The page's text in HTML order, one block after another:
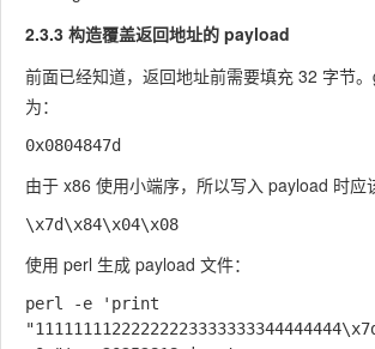
2.3.3 构造覆盖返回地址的 payload
前面已经知道，返回地址前需要填充 32 字节。
为：
由于 x86 使用小端序，所以写入 payload 时应
使用 perl 生成 payload 文件：
perl -e 'print